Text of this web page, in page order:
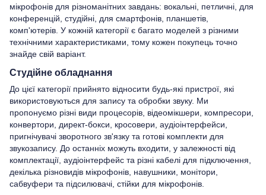
мікрофонів для різноманітних завдань: вокальні, петличні, для
конференцій, студійні, для смартфонів, планшетів,
комп'ютерів. У кожній категорії є багато моделей з різними
технічними характеристиками, тому кожен покупець точно
знайде свій варіант.
Студійне обладнання
До цієї категорії прийнято відносити будь-які пристрої, які
використовуються для запису та обробки звуку. Ми
пропонуємо різні види процесорів, відеомікшери, компресори,
конвертори, директ-бокси, кросовери, аудіоінтерфейси,
пригнічувачі зворотного зв'язку та готові комплекти для
звукозапису. До останніх можуть входити, у залежності від
комплектації, аудіоінтерфейс та різні кабелі для підключення,
декілька різновидів мікрофонів, навушники, монітори,
сабвуфери та підсилювачі, стійки для мікрофонів.